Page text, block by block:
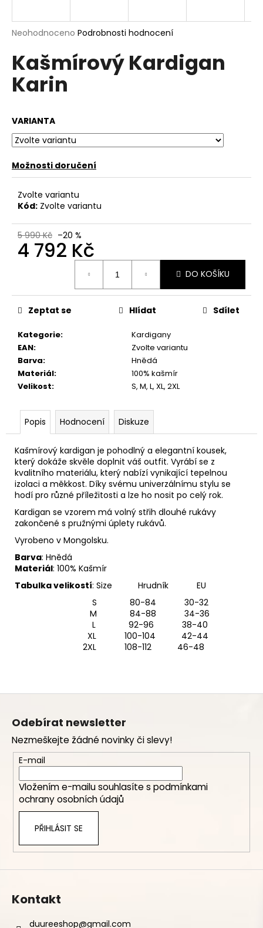
Průměrné
produktu
je
0,0
Neohodnoceno Podrobnosti hodnocení
Kašmírový Kardigan
Karin
VARIANTA
Možnosti doručení
Zvolte variantu
Kód: Zvolte variantu
5 990 Kč –20 %
4 792 Kč
DO KOŠÍKU
Kategorie:
Kardigany
EAN:
Zvolte variantu
Barva:
Hnědá
Materiál:
100% kašmír
Velikost: S, M, L, XL, 2XL
Zeptat se Hlídat Sdílet
Popis Hodnocení Diskuze
Kašmírový kardigan je pohodlný a elegantní kousek,
který dokáže skvěle doplnit váš outfit. Vyrábí se z
kvalitního materiálu, který nabízí vynikající tepelnou
izolaci a měkkost. Díky svému univerzálnímu stylu se
hodí pro různé příležitosti a lze ho nosit po celý rok.
Kardigan se vzorem má volný střih dlouhé rukávy
zakončené s pružnými úplety rukávů.
Vyrobeno v Mongolsku.
Barva: Hnědá
Materiál: 100% Kašmír
Tabulka velikostí: Size Hrudník EU
S 80-84 30-32
M 84-88 34-36
L 92-96 38-40
XL 100-104 42-44
2XL 108-112 46-48
j
t
?
HLEDAT
o
p
o
u
e
m
e
Z
Odebírat newsletter
Nezmeškejte žádné novinky či slevy!
E-mail
Vložením e-mailu souhlasíte s podmínkami
ochrany osobních údajů
PŘIHLÁSIT SE
Kontakt
duureeshop@gmail.com